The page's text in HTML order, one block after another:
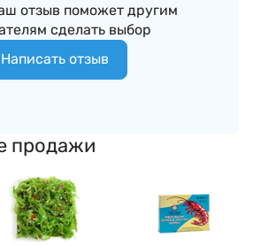
отзыв поможет другим
сделать выбор
Написать отзыв
продажи